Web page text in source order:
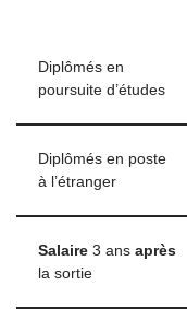
Diplômés en
poursuite d’études
Diplômés en poste
à l’étranger
Salaire 3 ans après
la sortie